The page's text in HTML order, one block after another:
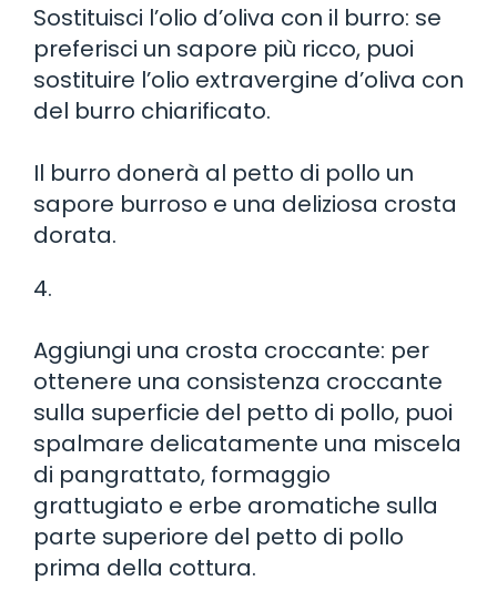
Sostituisci l’olio d’oliva con il burro: se
preferisci un sapore più ricco, puoi
sostituire l’olio extravergine d’oliva con
del burro chiarificato.
Il burro donerà al petto di pollo un
sapore burroso e una deliziosa crosta
dorata.
4.
Aggiungi una crosta croccante: per
ottenere una consistenza croccante
sulla superficie del petto di pollo, puoi
spalmare delicatamente una miscela
di pangrattato, formaggio
grattugiato e erbe aromatiche sulla
parte superiore del petto di pollo
prima della cottura.